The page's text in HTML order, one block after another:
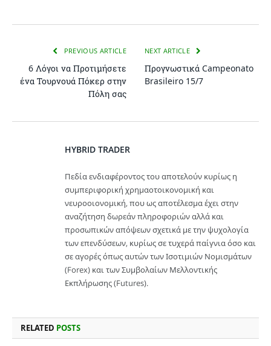
PREVIOUS ARTICLE
6 Λόγοι να Προτιμήσετε
ένα Τουρνουά Πόκερ στην
Πόλη σας
NEXT ARTICLE
Προγνωστικά Campeonato
Brasileiro 15/7
HYBRID TRADER
Πεδία ενδιαφέροντος του αποτελούν κυρίως η
συμπεριφορική χρημαοτοικονομική και
νευροοιονομική, που ως αποτέλεσμα έχει στην
αναζήτηση δωρεάν πληροφοριών αλλά και
προσωπικών απόψεων σχετικά με την ψυχολογία
των επενδύσεων, κυρίως σε τυχερά παίγνια όσο και
σε αγορές όπως αυτών των Ισοτιμιών Νομισμάτων
(Forex) και των Συμβολαίων Μελλοντικής
Εκπλήρωσης (Futures).
RELATED POSTS